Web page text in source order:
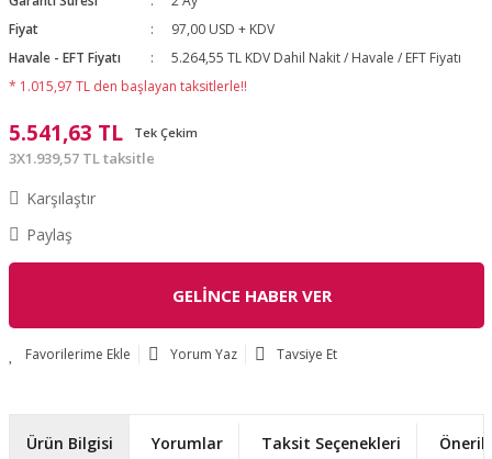
Fiyat
97,00 USD + KDV
Havale - EFT Fiyatı
5.264,55 TL KDV Dahil Nakit / Havale / EFT Fiyatı
* 1.015,97 TL den başlayan taksitlerle!!
5.541,63 TL Tek Çekim
3X1.939,57 TL taksitle
Karşılaştır
Paylaş
GELİNCE HABER VER
Yorum Yaz Tavsiye Et
Ürün Bilgisi Yorumlar Taksit Seçenekleri